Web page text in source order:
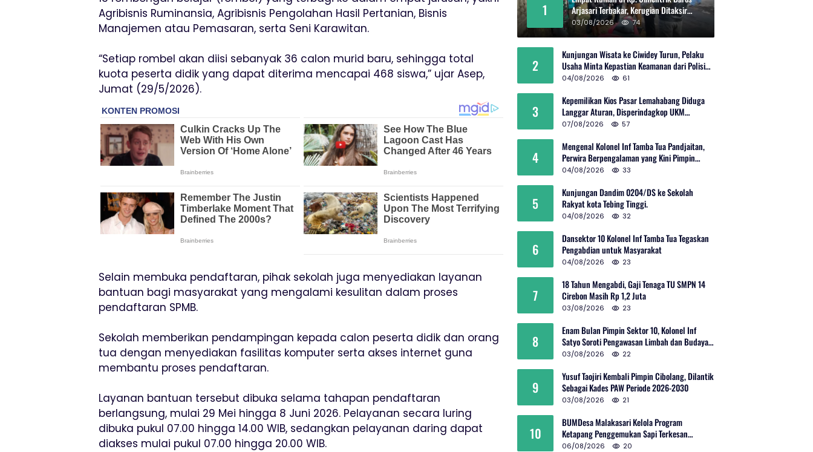
Agribisnis Ruminansia, Agribisnis Pengolahan Hasil Pertanian, Bisnis
Manajemen atau Pemasaran, serta Seni Karawitan.
“Setiap rombel akan diisi sebanyak 36 calon murid baru, sehingga total
kuota peserta didik yang dapat diterima mencapai 468 siswa,” ujar Asep,
Jumat (29/5/2026).
Selain membuka pendaftaran, pihak sekolah juga menyediakan layanan
bantuan bagi masyarakat yang mengalami kesulitan dalam proses
pendaftaran SPMB.
Sekolah memberikan pendampingan kepada calon peserta didik dan orang
tua dengan menyediakan fasilitas komputer serta akses internet guna
membantu proses pendaftaran.
Layanan bantuan tersebut dibuka selama tahapan pendaftaran
berlangsung, mulai 29 Mei hingga 8 Juni 2026. Pelayanan secara luring
dibuka pukul 07.00 hingga 14.00 WIB, sedangkan pelayanan daring dapat
diakses mulai pukul 07.00 hingga 20.00 WIB.
1
Arjasari Terbakar, Kerugian Ditaksir
Rp600 Juta
03/08/2026 74
2
Kunjungan Wisata ke Ciwidey Turun, Pelaku
Usaha Minta Kepastian Keamanan dari Polisi
dan Pemprov Jabar
04/08/2026 61
3
Kepemilikan Kios Pasar Lemahabang Diduga
Langgar Aturan, Disperindagkop UKM
Terkesan Lepas Tangan?
07/08/2026 57
4
Mengenal Kolonel Inf Tamba Tua Pandjaitan,
Perwira Berpengalaman yang Kini Pimpin
Sektor 10 Citarum Harum
04/08/2026 33
5
Kunjungan Dandim 0204/DS ke Sekolah
Rakyat kota Tebing Tinggi.
04/08/2026 32
6
Dansektor 10 Kolonel Inf Tamba Tua Tegaskan
Pengabdian untuk Masyarakat
04/08/2026 23
7
18 Tahun Mengabdi, Gaji Tenaga TU SMPN 14
Cirebon Masih Rp 1,2 Juta
03/08/2026 23
8
Enam Bulan Pimpin Sektor 10, Kolonel Inf
Satyo Soroti Pengawasan Limbah dan Budaya
Kelola Sampah
03/08/2026 22
9
Yusuf Taojiri Kembali Pimpin Cibolang, Dilantik
Sebagai Kades PAW Periode 2026-2030
03/08/2026 21
10
BUMDesa Malakasari Kelola Program
Ketapang Penggemukan Sapi Terkesan
Simpang Siur
06/08/2026 20